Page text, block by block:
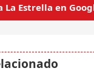
La Estrella en